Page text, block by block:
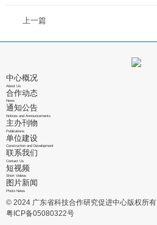
上一篇
中心概况
About Us
合作动态
News
通知公告
Notices and Announcements
主办刊物
Publications
单位建设
Construction and Development
联系我们
Contact Us
短视频
Short Videos
图片新闻
Photo News
© 2024 广东省科技合作研究促进中心版权所有
粤ICP备05080322号